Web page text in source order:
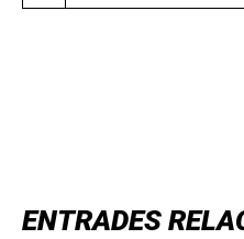
ENTRADES